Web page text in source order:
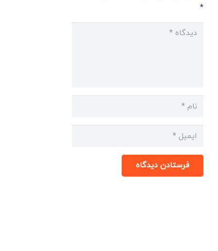
*
فرستادن دیدگاه